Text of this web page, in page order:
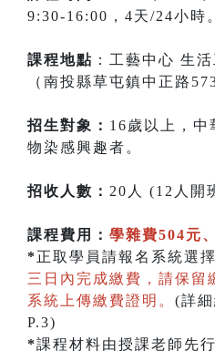
9:30-16:00，4天/24小時。
課程地點 ：工藝中心 生
（南投縣草屯鎮中正路
招生對象： 16歲以上，中
物染感興趣者。
招收人數： 20人 (12人開
課程費用： 學雜費504元
* 正取學員請報名系統選
三日內完成繳費，請保留
系統上傳繳費證明。 (詳
P.3)
*課程材料由授課老師先